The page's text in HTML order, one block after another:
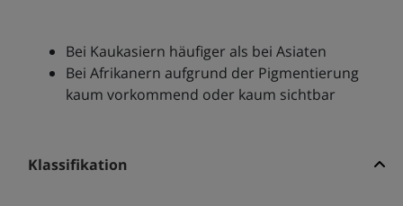
Bei Kaukasiern häufiger als bei Asiaten
Bei Afrikanern aufgrund der Pigmentierung
kaum vorkommend oder kaum sichtbar
Klassifikation